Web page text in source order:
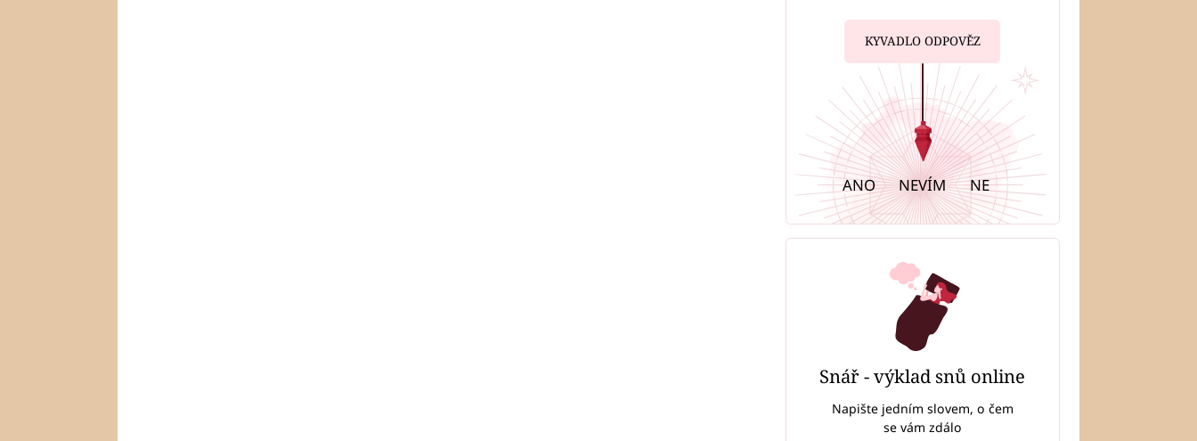
KYVADLO ODPOVĚZ
ANO NEVÍM NE
Snář - výklad snů online
Napište jedním slovem, o čem
se vám zdálo